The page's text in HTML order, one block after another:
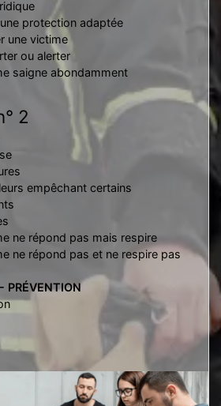
une protection adaptée
une victime
ou alerter
saigne abondamment
2
empêchant certains
ne répond pas mais respire
ne répond pas et ne respire pas
PRÉVENTION